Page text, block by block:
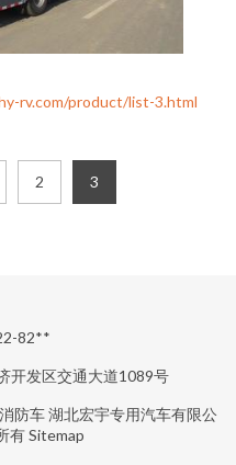
rv.com/product/list-3.html
2 3
82**
开发区交通大道1089号
消防车湖北宏宇专用汽车有限公
有Sitemap